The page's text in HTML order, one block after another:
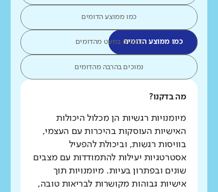
כמו ממוצע הדומים
כמו ממוצע הדומיםנמוכים במעט מהדומים
נמוכים בהרבה מהדומים
מה בדקנו?
מיומנויות רגשיות הן מכלול היכולות
האישיות העוסקות בהיכרות עם העצמי,
בוויסות רגשות, וביכולת להפעיל
אסטרטגיות יעילות להתמודדות עם מצבים
שונים ובפתרון בעיות. מיומנויות תוך
אישיות גבוהות מקושרות לבריאות טובה,